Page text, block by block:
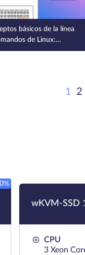
básicos de la línea
de Linux:
y decodificación
1 2
wKVM-SSD
CPU
3 Xeon